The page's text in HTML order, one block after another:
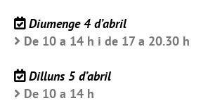
Diumenge 4 d’abril
De 10 a 14 h i de 17 a 20.30 h
Dilluns 5 d’abril
De 10 a 14 h